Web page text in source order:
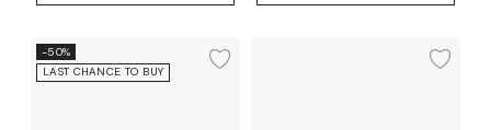
Damastduk 150x270 cm
-50%
LAST CHANCE TO BUY
Lägg till i önskelista
Födelsedagsduk 150x270 cm